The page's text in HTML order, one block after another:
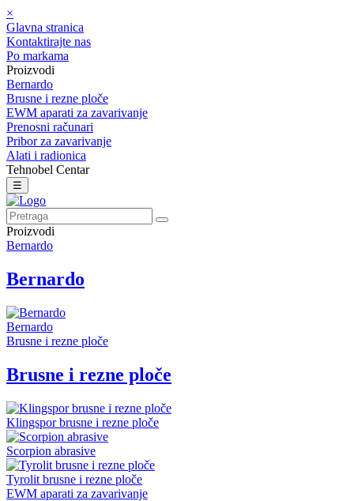
×
Glavna stranica
Kontaktirajte nas
Po markama
Proizvodi
Bernardo
Brusne i rezne ploče
EWM aparati za zavarivanje
Prenosni računari
Pribor za zavarivanje
Alati i radionica
Tehnobel Centar
☰
Proizvodi
Bernardo
Bernardo
Bernardo
Brusne i rezne ploče
Brusne i rezne ploče
Klingspor brusne i rezne ploče
Scorpion abrasive
Tyrolit brusne i rezne ploče
EWM aparati za zavarivanje